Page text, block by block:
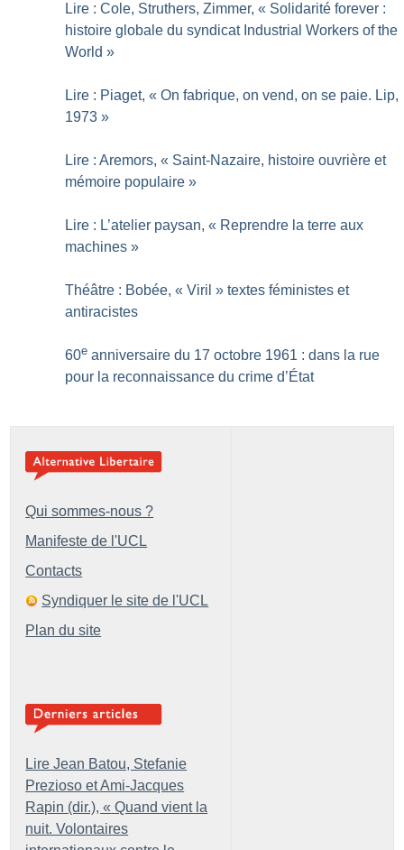
Lire : Cole, Struthers, Zimmer, « Solidarité forever :
histoire globale du syndicat Industrial Workers of the
World »
Lire : Piaget, « On fabrique, on vend, on se paie. Lip,
1973 »
Lire : Aremors, « Saint-Nazaire, histoire ouvrière et
mémoire populaire »
Lire : L’atelier paysan, « Reprendre la terre aux
machines »
Théâtre : Bobée, « Viril » textes féministes et
antiracistes
60e anniversaire du 17 octobre 1961 : dans la rue
pour la reconnaissance du crime d’État
Qui sommes-nous ?
Manifeste de l'UCL
Contacts
Syndiquer le site de l'UCL
Plan du site
Lire Jean Batou, Stefanie
Prezioso et Ami-Jacques
Rapin (dir.), « Quand vient la
nuit. Volontaires